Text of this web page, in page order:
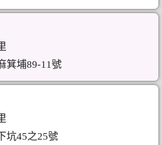
箕埔89-11號
坑45之25號